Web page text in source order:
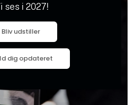
ses i 2027!
Bliv udstiller
dig opdateret